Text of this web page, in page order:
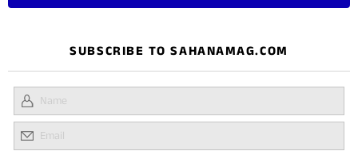
SUBSCRIBE TO SAHANAMAG.COM